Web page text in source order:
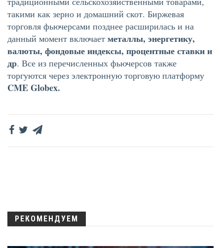
такими как зерно и домашний скот. Биржевая
торговля фьючерсами позднее расширилась и на
данный момент включает металлы, энергетику,
валюты, фондовые индексы, процентные ставки и
др. Все из перечисленных фьючерсов также
торгуются через электронную торговую платформу
CME Globex.
РЕКОМЕНДУЕМ